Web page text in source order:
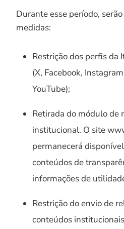
Durante esse período,
medidas:
Restrição dos perfis da
(X, Facebook,
YouTube);
Retirada do módulo de
institucional. O site
permanecerá
conteúdos de
informações de
Restrição do envio de
conteúdos